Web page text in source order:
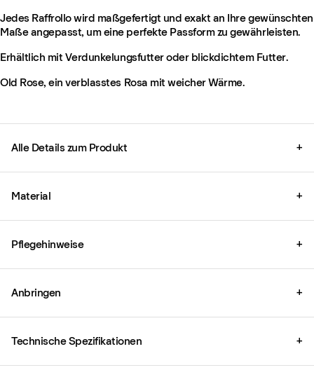
Jedes Raffrollo wird maßgefertigt und exakt an Ihre gewünschten
Maße angepasst, um eine perfekte Passform zu gewährleisten.
Erhältlich mit Verdunkelungsfutter oder blickdichtem Futter.
Old Rose, ein verblasstes Rosa mit weicher Wärme.
Alle Details zum Produkt +
Material +
Pflegehinweise +
Anbringen +
Technische Spezifikationen +